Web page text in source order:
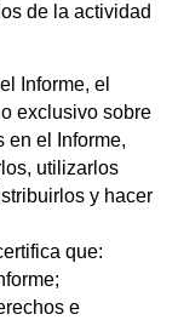
de la actividad
Informe, el
exclusivo sobre
en el Informe,
utilizarlos
y hacer
que:
e